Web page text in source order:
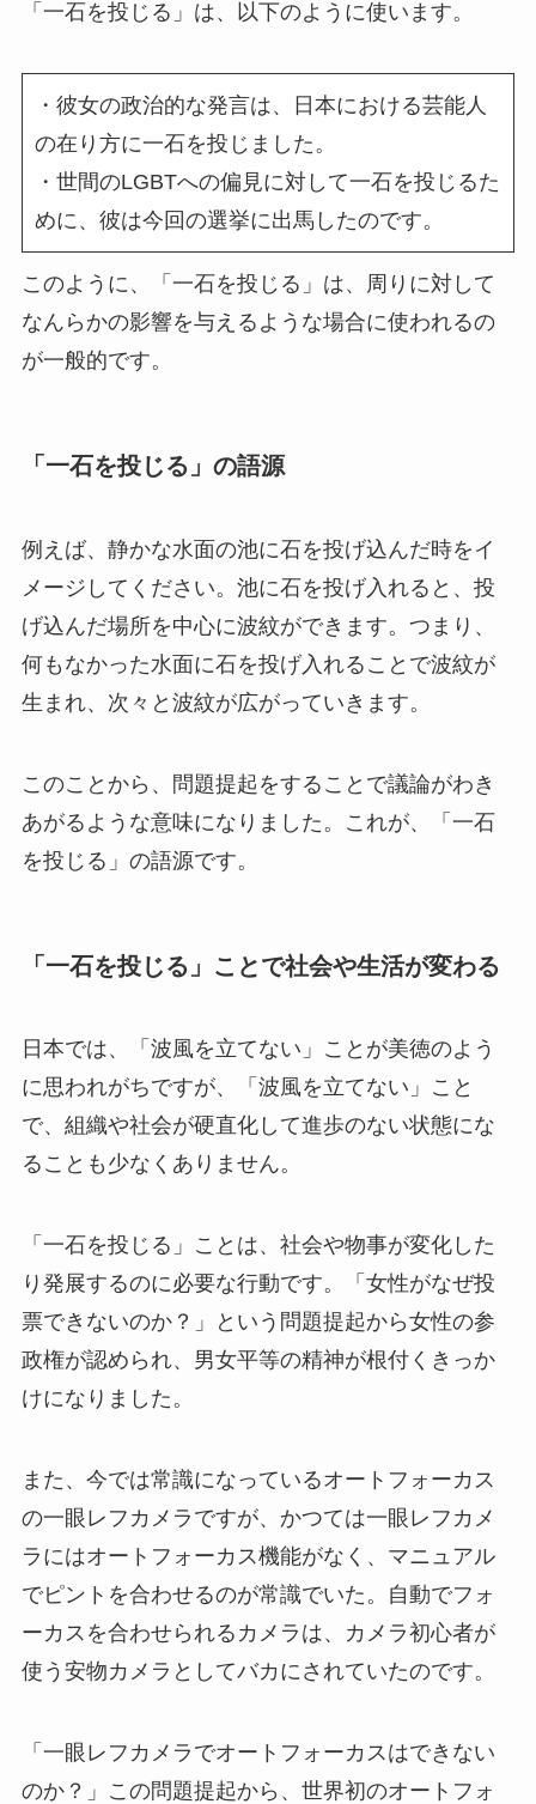
「一石を投じる」は、以下のように使います。
・彼女の政治的な発言は、日本における芸能人
の在り方に一石を投じました。
・世間のLGBTへの偏見に対して一石を投じるた
めに、彼は今回の選挙に出馬したのです。
このように、「一石を投じる」は、周りに対して
なんらかの影響を与えるような場合に使われるの
が一般的です。
「一石を投じる」の語源
例えば、静かな水面の池に石を投げ込んだ時をイ
メージしてください。池に石を投げ入れると、投
げ込んだ場所を中心に波紋ができます。つまり、
何もなかった水面に石を投げ入れることで波紋が
生まれ、次々と波紋が広がっていきます。
このことから、問題提起をすることで議論がわき
あがるような意味になりました。これが、「一石
を投じる」の語源です。
「一石を投じる」ことで社会や生活が変わる
日本では、「波風を立てない」ことが美徳のよう
に思われがちですが、「波風を立てない」こと
で、組織や社会が硬直化して進歩のない状態にな
ることも少なくありません。
「一石を投じる」ことは、社会や物事が変化した
り発展するのに必要な行動です。「女性がなぜ投
票できないのか？」という問題提起から女性の参
政権が認められ、男女平等の精神が根付くきっか
けになりました。
また、今では常識になっているオートフォーカス
の一眼レフカメラですが、かつては一眼レフカメ
ラにはオートフォーカス機能がなく、マニュアル
でピントを合わせるのが常識でいた。自動でフォ
ーカスを合わせられるカメラは、カメラ初心者が
使う安物カメラとしてバカにされていたのです。
「一眼レフカメラでオートフォーカスはできない
のか？」この問題提起から、世界初のオートフォ